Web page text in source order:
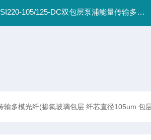
SI220-105/125-DC双包层泵浦能量传输多模光纤(掺氟玻璃包层 纤芯直径105um 包层直径125um)